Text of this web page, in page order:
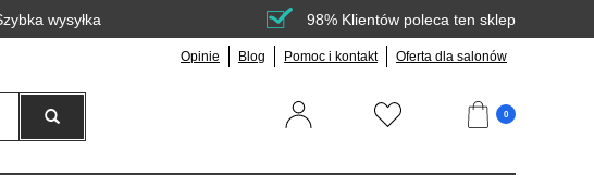
wysyłka 98% Klientów poleca ten sklep
Opinie Blog Pomoc i kontakt Oferta dla salonów
0